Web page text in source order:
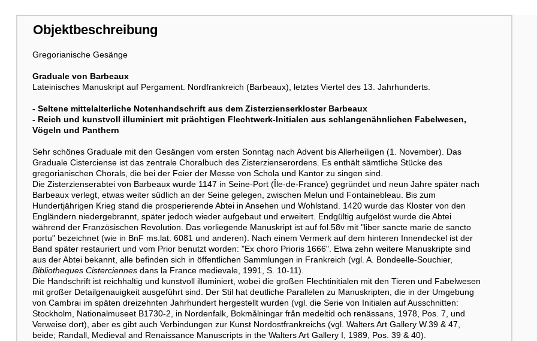
Objektbeschreibung
Gregorianische Gesänge
Graduale von Barbeaux
Lateinisches Manuskript auf Pergament. Nordfrankreich (Barbeaux), letztes Viertel des 13. Jahrhunderts.
- Seltene mittelalterliche Notenhandschrift aus dem Zisterzienserkloster Barbeaux
- Reich und kunstvoll illuminiert mit prächtigen Flechtwerk-Initialen aus schlangenähnlichen Fabelwesen,
Vögeln und Panthern
Sehr schönes Graduale mit den Gesängen vom ersten Sonntag nach Advent bis Allerheiligen (1. November). Das
Graduale Cisterciense ist das zentrale Choralbuch des Zisterzienserordens. Es enthält sämtliche Stücke des
gregorianischen Chorals, die bei der Feier der Messe von Schola und Kantor zu singen sind.
Die Zisterzienserabtei von Barbeaux wurde 1147 in Seine-Port (Île-de-France) gegründet und neun Jahre später nach
Barbeaux verlegt, etwas weiter südlich an der Seine gelegen, zwischen Melun und Fontainebleau. Bis zum
Hundertjährigen Krieg stand die prosperierende Abtei in Ansehen und Wohlstand. 1420 wurde das Kloster von den
Engländern niedergebrannt, später jedoch wieder aufgebaut und erweitert. Endgültig aufgelöst wurde die Abtei
während der Französischen Revolution. Das vorliegende Manuskript ist auf fol.58v mit "liber sancte marie de sancto
portu" bezeichnet (wie in BnF ms.lat. 6081 und anderen). Nach einem Vermerk auf dem hinteren Innendeckel ist der
Band später restauriert und vom Prior benutzt worden: "Ex choro Prioris 1666". Etwa zehn weitere Manuskripte sind
aus der Abtei bekannt, alle befinden sich in öffentlichen Sammlungen in Frankreich (vgl. A. Bondeelle-Souchier,
Bibliotheques Cisterciennesdans la France medievale, 1991, S. 10-11).
Die Handschrift ist reichhaltig und kunstvoll illuminiert, wobei die großen Flechtinitialen mit den Tieren und Fabelwesen
mit großer Detailgenauigkeit ausgeführt sind. Der Stil hat deutliche Parallelen zu Manuskripten, die in der Umgebung
von Cambrai im späten dreizehnten Jahrhundert hergestellt wurden (vgl. die Serie von Initialen auf Ausschnitten:
Stockholm, Nationalmuseet B1730-2, in Nordenfalk, Bokmålningar från medeltid och renässans, 1978, Pos. 7, und
Verweise dort), aber es gibt auch Verbindungen zur Kunst Nordostfrankreichs (vgl. Walters Art Gallery W.39 & 47,
beide; Randall, Medieval and Renaissance Manuscripts in the Walters Art Gallery I, 1989, Pos. 39 & 40).